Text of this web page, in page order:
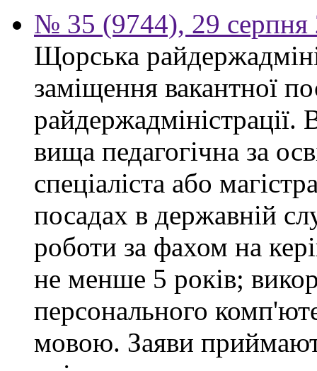
№ 35 (9744), 29 серпня
Щорська
заміщення вакантної
райдержадміністрації.
вища педагогічна за
спеціаліста або
посадах в державній
роботи за фахом на
не менше 5 років;
персонального
мовою. Заяви